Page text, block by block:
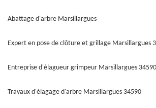
Abattage d'arbre Marsillargues
Expert en pose de clôture et grillage Marsillargues
Entreprise d'élagueur grimpeur Marsillargues 34590
Travaux d'élagage d'arbre Marsillargues 34590